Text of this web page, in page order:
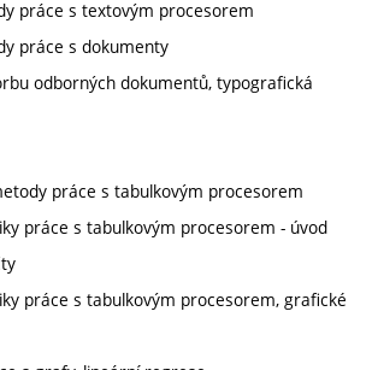
práce s textovým procesorem
práce s dokumenty
odborných dokumentů, typografická
práce s tabulkovým procesorem
práce s tabulkovým procesorem - úvod
práce s tabulkovým procesorem, grafické